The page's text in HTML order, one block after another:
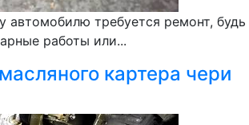
автомобилю требуется ремонт, будь
работы или...
картера чери